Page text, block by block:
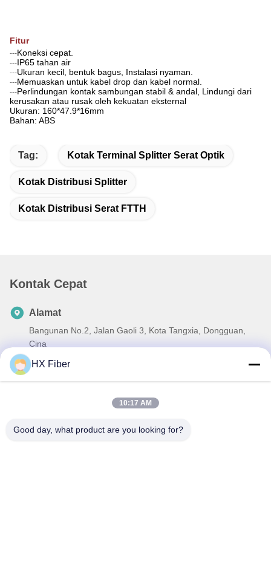
Fitur
---Koneksi cepat.
---IP65 tahan air
---Ukuran kecil, bentuk bagus, Instalasi nyaman.
---Memuaskan untuk kabel drop dan kabel normal.
---Perlindungan kontak sambungan stabil & andal, Lindungi dari
kerusakan atau rusak oleh kekuatan eksternal
Ukuran: 160*47.9*16mm
Bahan: ABS
Tag: Kotak Terminal Splitter Serat Optik
Kotak Distribusi Splitter
Kotak Distribusi Serat FTTH
Kontak Cepat
Alamat
Bangunan No.2, Jalan Gaoli 3, Kota Tangxia, Dongguan,
Cina
Telp
86-0769-8772-9980
HX Fiber
10:17 AM
Good day, what product are you looking for?